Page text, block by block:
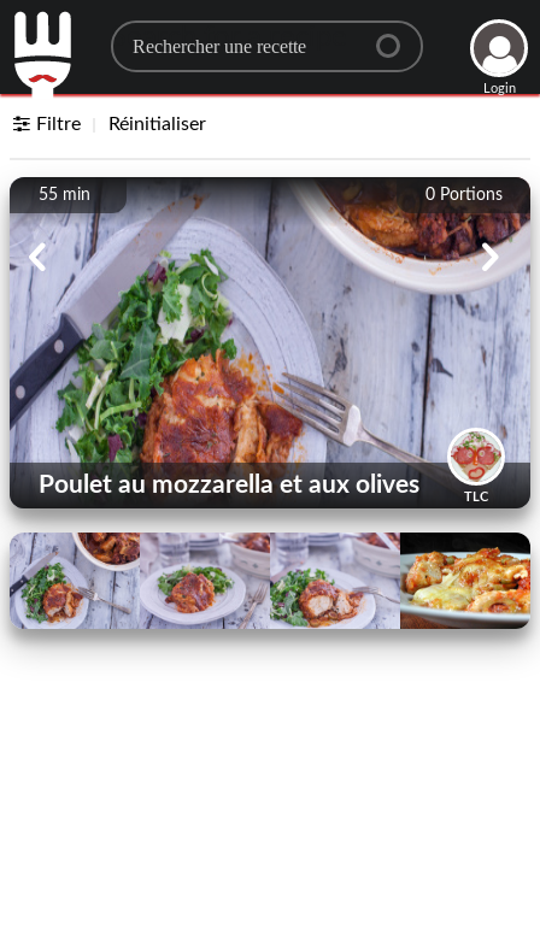
Search for a recipe
Login
Filtre Réinitialiser
0 Portions
55 min
TLC
Poulet au mozzarella et aux olives